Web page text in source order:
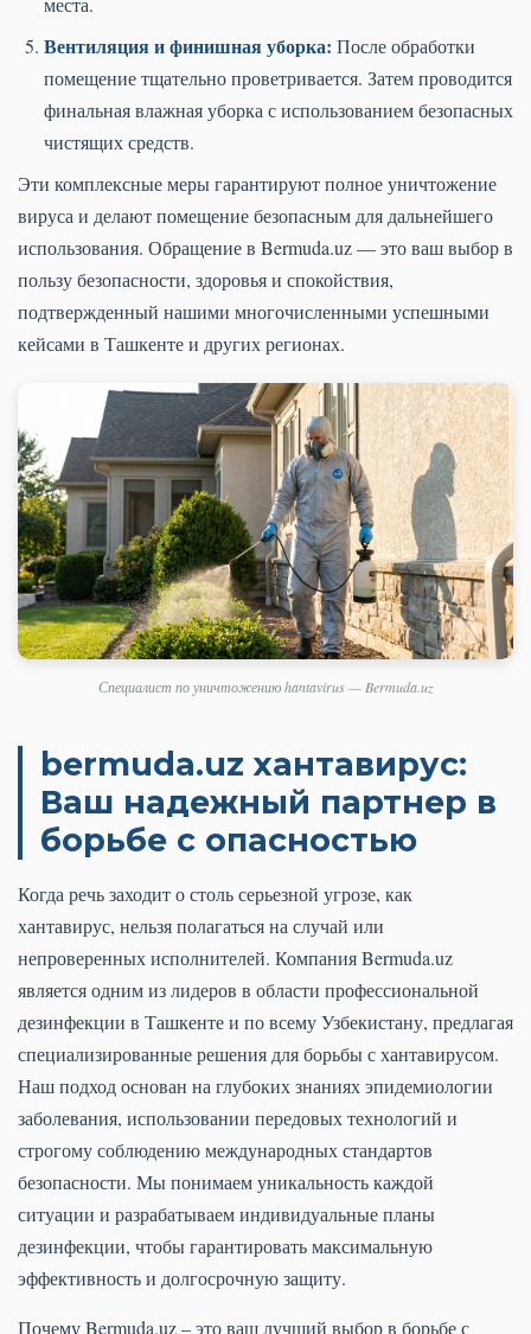
Вентиляция и финишная уборка: После обработки
помещение тщательно проветривается. Затем проводится
финальная влажная уборка с использованием безопасных
чистящих средств.
Эти комплексные меры гарантируют полное уничтожение
вируса и делают помещение безопасным для дальнейшего
использования. Обращение в Bermuda.uz — это ваш выбор в
пользу безопасности, здоровья и спокойствия,
подтвержденный нашими многочисленными успешными
кейсами в Ташкенте и других регионах.
Специалист по уничтожению hantavirus — Bermuda.uz
bermuda.uz хантавирус:
Ваш надежный партнер в
борьбе с опасностью
Когда речь заходит о столь серьезной угрозе, как
хантавирус, нельзя полагаться на случай или
непроверенных исполнителей. Компания Bermuda.uz
является одним из лидеров в области профессиональной
дезинфекции в Ташкенте и по всему Узбекистану, предлагая
специализированные решения для борьбы с хантавирусом.
Наш подход основан на глубоких знаниях эпидемиологии
заболевания, использовании передовых технологий и
строгому соблюдению международных стандартов
безопасности. Мы понимаем уникальность каждой
ситуации и разрабатываем индивидуальные планы
дезинфекции, чтобы гарантировать максимальную
эффективность и долгосрочную защиту.
Почему Bermuda.uz – это ваш лучший выбор в борьбе с